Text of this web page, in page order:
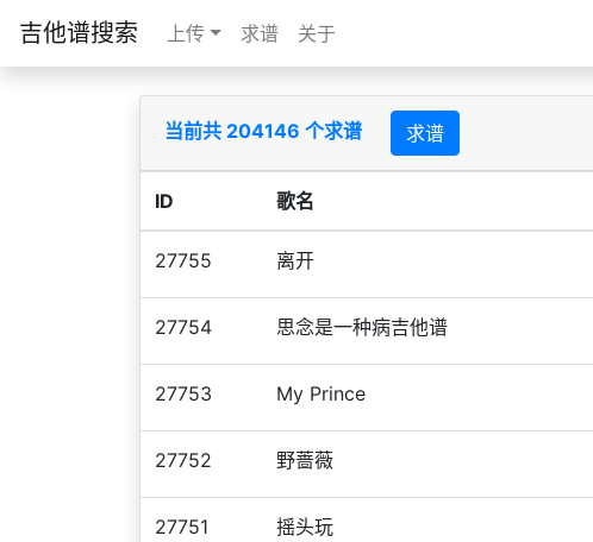
吉他谱搜索 上传 求谱 关于
当前共 204146 个求谱 求谱
ID 歌名
27755 离开
27754 思念是一种病吉他谱
27753 My Prince
27752 野蔷薇
27751 摇头玩